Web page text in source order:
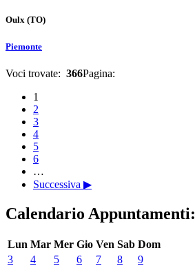
Oulx (TO)
Piemonte
Voci trovate: 366Pagina:
1
2
3
4
5
6
…
Successiva ▶
Calendario Appuntamenti:
Lun Mar Mer Gio Ven Sab Dom
3
4 5 6 7 8
9